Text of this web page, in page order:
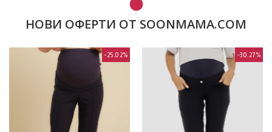
НОВИ ОФЕРТИ ОТ SOONMAMA.COM
-25.02% -30.27%